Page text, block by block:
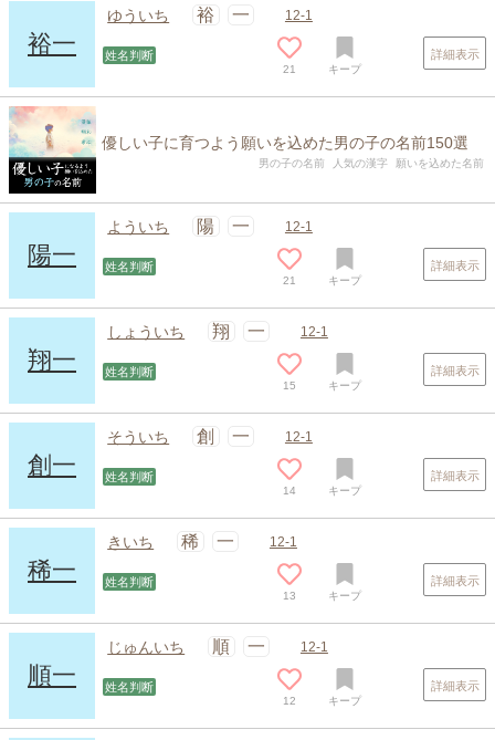
裕一
ゆういち 裕 一 12-1
姓名判断
21 キープ
詳細表示
優しい子に育つよう願いを込めた男の子の名前150選
男の子の名前 人気の漢字 願いを込めた名前
陽一
よういち 陽 一 12-1
姓名判断
21 キープ
詳細表示
翔一
しょういち 翔 一 12-1
姓名判断
15 キープ
詳細表示
創一
そういち 創 一 12-1
姓名判断
14 キープ
詳細表示
稀一
きいち 稀 一 12-1
姓名判断
13 キープ
詳細表示
順一
じゅんいち 順 一 12-1
姓名判断
12 キープ
詳細表示